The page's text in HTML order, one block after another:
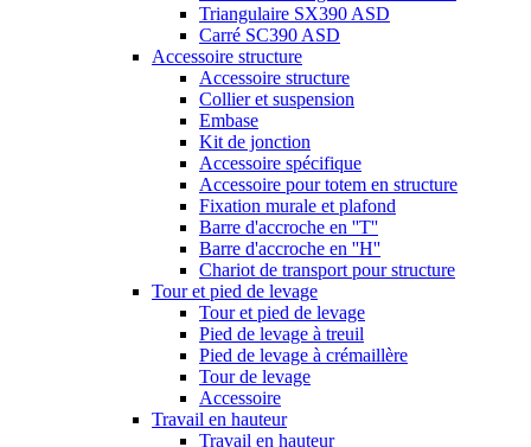
Triangulaire SX390 ASD
Carré SC390 ASD
Accessoire structure
Accessoire structure
Collier et suspension
Embase
Kit de jonction
Accessoire spécifique
Accessoire pour totem en structure
Fixation murale et plafond
Barre d'accroche en ''T''
Barre d'accroche en ''H''
Chariot de transport pour structure
Tour et pied de levage
Tour et pied de levage
Pied de levage à treuil
Pied de levage à crémaillère
Tour de levage
Accessoire
Travail en hauteur
Travail en hauteur